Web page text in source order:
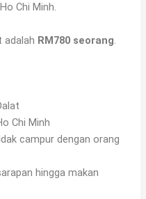
Chi Minh.
adalah RM780 seorang.
Chi Minh
campur dengan orang
hingga makan